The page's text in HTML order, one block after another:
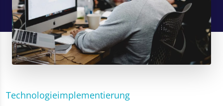
Technologieimplementierung